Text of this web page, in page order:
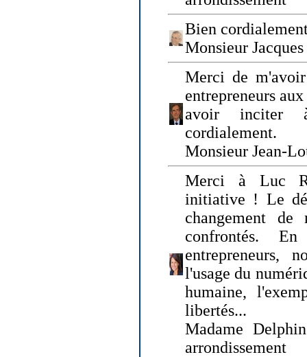
Bien
Monsieur
Merci de
entrepreneurs
avoir inciter
cordialement.
Monsieur Jean-
Merci à Luc
initiative ! Le
changement de
confrontés.
entrepreneurs,
l'usage du
humaine,
libertés...
Madame
arrondissement